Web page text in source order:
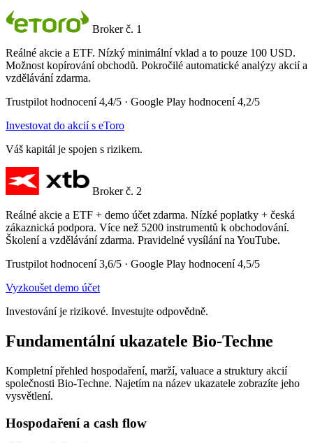
Broker č. 1
Reálné akcie a ETF. Nízký minimální vklad a to pouze 100 USD.
Možnost kopírování obchodů. Pokročilé automatické analýzy akcií a
vzdělávání zdarma.
Trustpilot hodnocení 4,4/5 · Google Play hodnocení 4,2/5
Investovat do akcií s eToro
Váš kapitál je spojen s rizikem.
Broker č. 2
Reálné akcie a ETF + demo účet zdarma. Nízké poplatky + česká
zákaznická podpora. Více než 5200 instrumentů k obchodování.
Školení a vzdělávání zdarma. Pravidelné vysílání na YouTube.
Trustpilot hodnocení 3,6/5 · Google Play hodnocení 4,5/5
Vyzkoušet demo účet
Investování je rizikové. Investujte odpovědně.
Fundamentální ukazatele Bio-Techne
Kompletní přehled hospodaření, marží, valuace a struktury akcií
společnosti Bio-Techne. Najetím na název ukazatele zobrazíte jeho
vysvětlení.
Hospodaření a cash flow